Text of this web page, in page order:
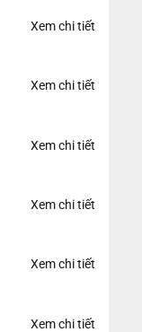
Xem chi tiết
Xem chi tiết
Xem chi tiết
Xem chi tiết
Xem chi tiết
Xem chi tiết